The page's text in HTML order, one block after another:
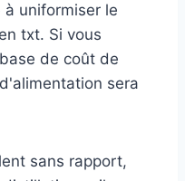
uniformiser le
txt. Si vous
de coût de
sera
sans rapport,